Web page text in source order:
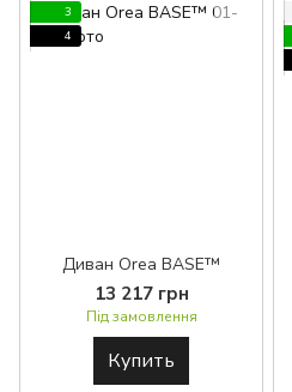
3
4
Диван Orea BASE™
13 217 грн
Під замовлення
Купить